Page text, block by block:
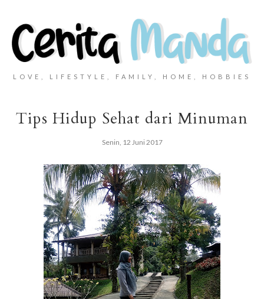
LOVE, LIFESTYLE, FAMILY, HOME, HOBBIES
Tips Hidup Sehat dari Minuman
Senin, 12 Juni 2017